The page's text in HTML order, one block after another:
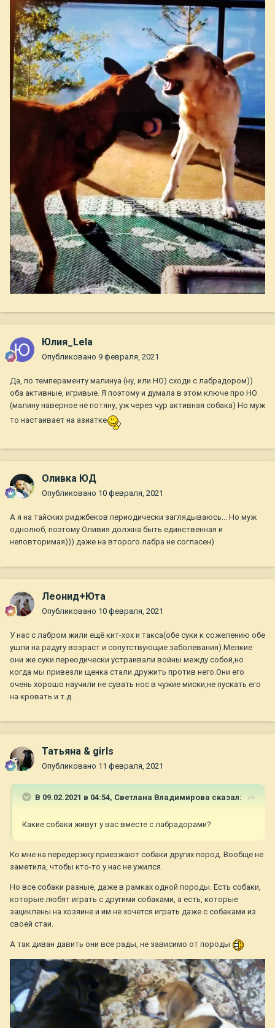
Юлия_Lela
Опубликовано 9 февраля, 2021
Да, по темпераменту малинуа (ну, или НО) сходи с лабрадором))
оба активные, игривые. Я поэтому и думала в этом ключе про НО
(малину наверное не потяну, уж через чур активная собака) Но муж
то настаивает на азиатке
Оливка ЮД
Опубликовано 10 февраля, 2021
А я на тайских риджбеков периодически заглядываюсь... Но муж
однолюб, поэтому Оливия должна быть единственная и
неповторимая))) даже на второго лабра не согласен)
Леонид+Юта
Опубликовано 10 февраля, 2021
У нас с лабром жили ещё кит-хох и такса(обе суки к сожелению обе
ушли на радугу возраст и сопутствующие заболевания).Мелкие
они же суки переодически устраивали войны между собой,но
когда мы привезли щенка стали дружить против него.Они его
очень хорошо научили не сувать нос в чужие миски,не пускать его
на кровать и т.д.
Татьяна & girls
Опубликовано 11 февраля, 2021
В 09.02.2021 в 04:54, Светлана Владимирова сказал:
Какие собаки живут у вас вместе с лабрадорами?
Ко мне на передержку приезжают собаки других пород. Вообще не
заметила, чтобы кто-то у нас не ужился.
Но все собаки разные, даже в рамках одной породы. Есть собаки,
которые любят играть с другими собаками, а есть, которые
зациклены на хозяине и им не хочется играть даже с собаками из
своей стаи.
А так диван давить они все рады, не зависимо от породы